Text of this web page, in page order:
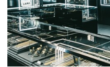
교육
지원